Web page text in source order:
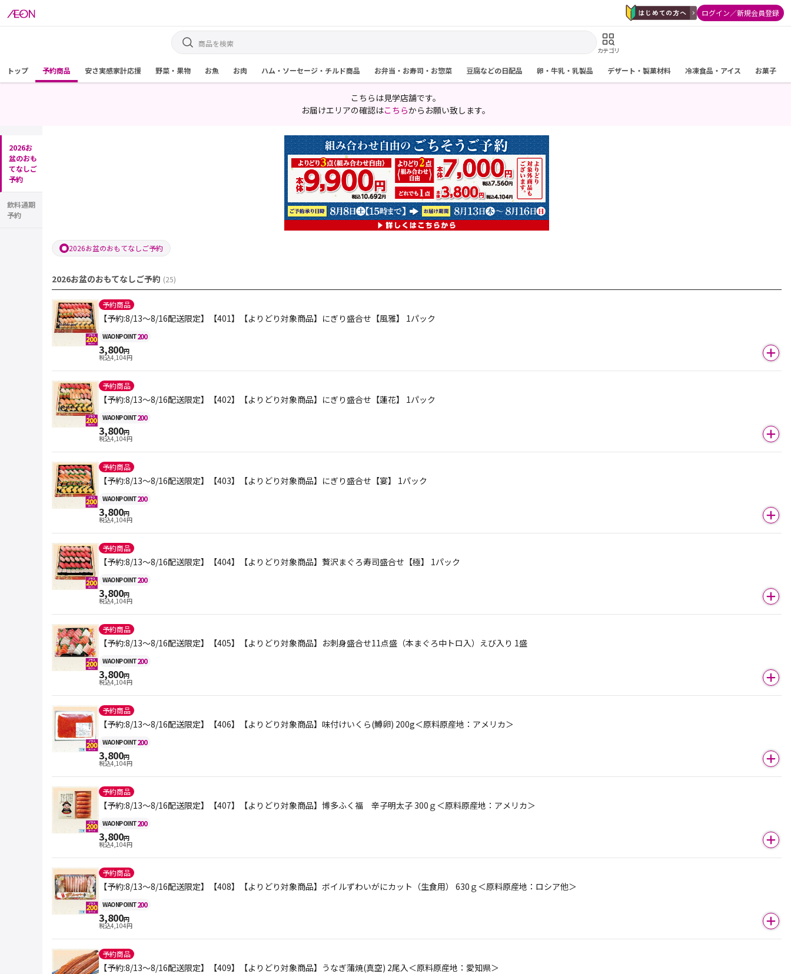
ログイン／新規会員登録
カテゴリ
トップ 予約商品 安さ実感家計応援 野菜・果物 お魚 お肉 ハム・ソーセージ・チルド商品 お弁当・お寿司・お惣菜 豆腐などの日配品 卵・牛乳・乳製品 デザート・製菓材料 冷凍食品・アイス お菓子
こちらは見学店舗です。
お届けエリアの確認はこちらからお願い致します。
2026お
盆のおも
てなしご
予約
飲料通期
予約
2026お盆のおもてなしご予約
2026お盆のおもてなしご予約 (25)
予約商品
【予約:8/13～8/16配送限定】【401】【よりどり対象商品】にぎり盛合せ【風雅】 1パック
WAONPOINT200
3,800円
税込4,104円
予約商品
【予約:8/13～8/16配送限定】【402】【よりどり対象商品】にぎり盛合せ【蓮花】 1パック
WAONPOINT200
3,800円
税込4,104円
予約商品
【予約:8/13～8/16配送限定】【403】【よりどり対象商品】にぎり盛合せ【宴】 1パック
WAONPOINT200
3,800円
税込4,104円
予約商品
【予約:8/13～8/16配送限定】【404】【よりどり対象商品】贅沢まぐろ寿司盛合せ【極】 1パック
WAONPOINT200
3,800円
税込4,104円
予約商品
【予約:8/13～8/16配送限定】【405】【よりどり対象商品】お刺身盛合せ11点盛（本まぐろ中トロ入）えび入り 1盛
WAONPOINT200
3,800円
税込4,104円
予約商品
【予約:8/13～8/16配送限定】【406】【よりどり対象商品】味付けいくら(鱒卵) 200g＜原料原産地：アメリカ＞
WAONPOINT200
3,800円
税込4,104円
予約商品
【予約:8/13～8/16配送限定】【407】【よりどり対象商品】博多ふく福 辛子明太子 300ｇ＜原料原産地：アメリカ＞
WAONPOINT200
3,800円
税込4,104円
予約商品
【予約:8/13～8/16配送限定】【408】【よりどり対象商品】ボイルずわいがにカット（生食用） 630ｇ＜原料原産地：ロシア他＞
WAONPOINT200
3,800円
税込4,104円
予約商品
【予約:8/13～8/16配送限定】【409】【よりどり対象商品】うなぎ蒲焼(真空) 2尾入＜原料原産地：愛知県＞